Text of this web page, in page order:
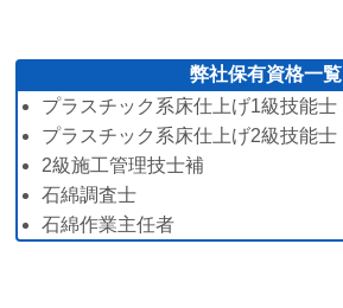
弊社保有資格一覧
プラスチック系床仕上げ1級技能士
プラスチック系床仕上げ2級技能士
2級施工管理技士補
石綿調査士
石綿作業主任者